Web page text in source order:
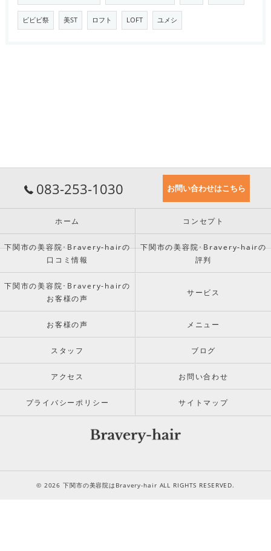
ビビビ祭 美ST ロフト LOFT ユメシ
083-253-1030 お問い合わせはこちら
ホーム コンセプト
下関市の美容院･Bravery-hairの
口コミ情報
下関市の美容院･Bravery-hairの
評判
下関市の美容院･Bravery-hairの
お客様の声
サービス
お客様の声 メニュー
スタッフ ブログ
アクセス お問い合わせ
プライバシーポリシー サイトマップ
© 2026 下関市の美容院はBravery-hair ALL RIGHTS RESERVED.